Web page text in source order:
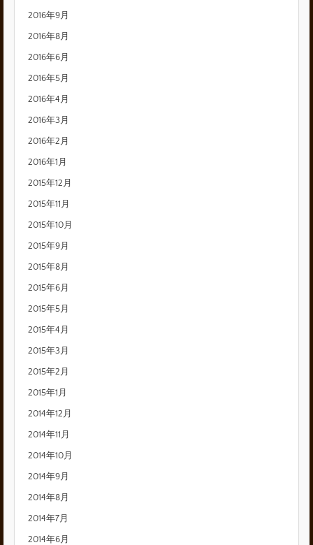
2016年9月
2016年8月
2016年6月
2016年5月
2016年4月
2016年3月
2016年2月
2016年1月
2015年12月
2015年11月
2015年10月
2015年9月
2015年8月
2015年6月
2015年5月
2015年4月
2015年3月
2015年2月
2015年1月
2014年12月
2014年11月
2014年10月
2014年9月
2014年8月
2014年7月
2014年6月